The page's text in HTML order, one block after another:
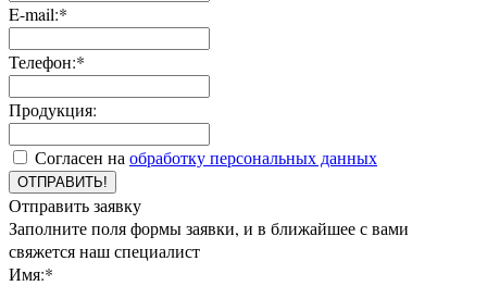
E-mail:*
Телефон:*
Продукция:
Согласен на обработку персональных данных
ОТПРАВИТЬ!
Отправить заявку
Заполните поля формы заявки, и в ближайшее с вами
свяжется наш специалист
Имя:*